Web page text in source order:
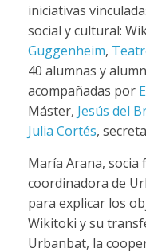
iniciativas
social y cultural:
Guggenheim,
40 alumnas y
acompañadas por
Máster, Jesús del
Julia Cortés,
María Arana,
coordinadora de
para explicar los
Wikitoki y su
Urbanbat, la